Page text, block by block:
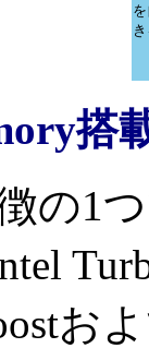
搭
の1
お